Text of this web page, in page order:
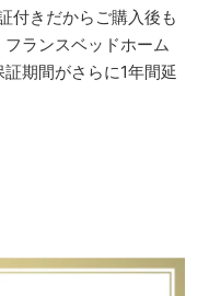
付きだからご購入後も
ランスベッドホーム
期間がさらに1年間延